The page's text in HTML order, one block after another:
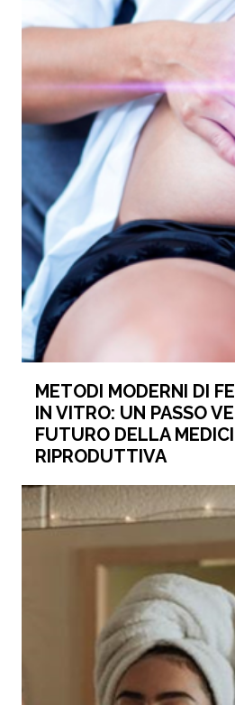
METODI MODERNI DI
IN VITRO: UN PASSO
FUTURO DELLA
RIPRODUTTIVA